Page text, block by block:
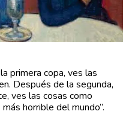
primera copa, ves las
Después de la segunda,
ves las cosas como
horrible del mundo”.